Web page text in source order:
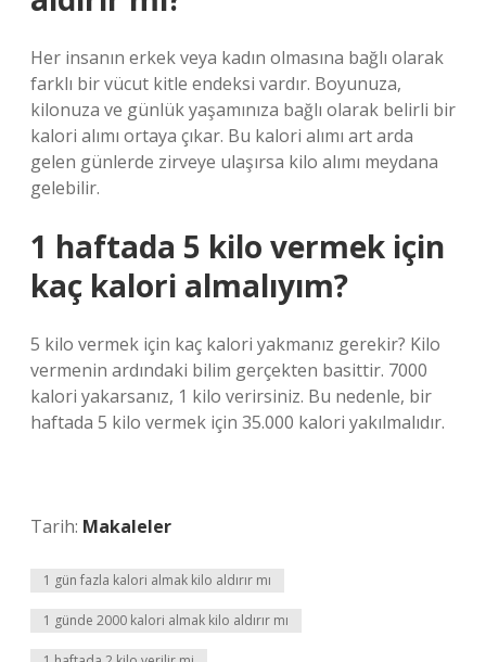
Her insanın erkek veya kadın olmasına bağlı olarak
farklı bir vücut kitle endeksi vardır. Boyunuza,
kilonuza ve günlük yaşamınıza bağlı olarak belirli bir
kalori alımı ortaya çıkar. Bu kalori alımı art arda
gelen günlerde zirveye ulaşırsa kilo alımı meydana
gelebilir.
1 haftada 5 kilo vermek için
kaç kalori almalıyım?
5 kilo vermek için kaç kalori yakmanız gerekir? Kilo
vermenin ardındaki bilim gerçekten basittir. 7000
kalori yakarsanız, 1 kilo verirsiniz. Bu nedenle, bir
haftada 5 kilo vermek için 35.000 kalori yakılmalıdır.
Tarih: Makaleler
1 gün fazla kalori almak kilo aldırır mı
1 günde 2000 kalori almak kilo aldırır mı